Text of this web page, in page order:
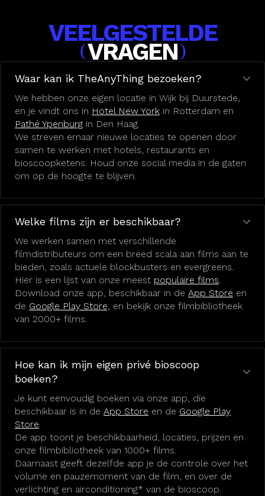
VEELGESTELDE
(VRAGEN)
Waar kan ik TheAnyThing bezoeken?
We hebben onze eigen locatie in Wijk bij Duurstede,
en je vindt ons in Hotel New York in Rotterdam en
Pathé Ypenburg in Den Haag.
We streven ernaar nieuwe locaties te openen door
samen te werken met hotels, restaurants en
bioscoopketens. Houd onze social media in de gaten
om op de hoogte te blijven.
Welke films zijn er beschikbaar?
We werken samen met verschillende
filmdistributeurs om een breed scala aan films aan te
bieden, zoals actuele blockbusters en evergreens.
Hier is een lijst van onze meest populaire films.
Download onze app, beschikbaar in de App Store en
de Google Play Store, en bekijk onze filmbibliotheek
van 2000+ films.
Hoe kan ik mijn eigen privé bioscoop
boeken?
Je kunt eenvoudig boeken via onze app, die
beschikbaar is in de App Store en de Google Play
Store.
De app toont je beschikbaarheid, locaties, prijzen en
onze filmbibliotheek van 1000+ films.
Daarnaast geeft dezelfde app je de controle over het
volume en pauzemoment van de film, en over de
verlichting en airconditioning* van de bioscoop.